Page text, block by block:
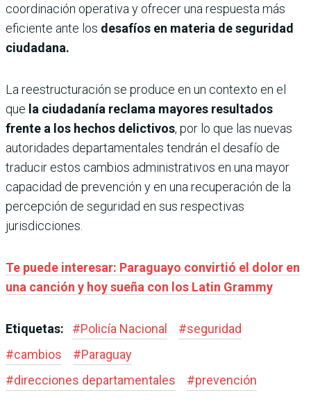
coordinación operativa y ofrecer una respuesta más
eficiente ante los desafíos en materia de seguridad
ciudadana.
La reestructuración se produce en un contexto en el
que la ciudadanía reclama mayores resultados
frente a los hechos delictivos, por lo que las nuevas
autoridades departamentales tendrán el desafío de
traducir estos cambios administrativos en una mayor
capacidad de prevención y en una recuperación de la
percepción de seguridad en sus respectivas
jurisdicciones.
Te puede interesar: Paraguayo convirtió el dolor en
una canción y hoy sueña con los Latin Grammy
Etiquetas: #Policía Nacional #seguridad
#cambios #Paraguay
#direcciones departamentales #prevención